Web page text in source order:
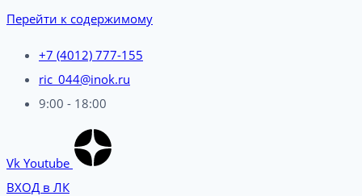
Перейти к содержимому
+7 (4012) 777-155
ric_044@inok.ru
9:00 - 18:00
Vk Youtube
ВХОД в ЛК